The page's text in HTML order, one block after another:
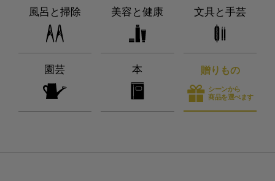
風呂と掃除 美容と健康 文具と手芸
園芸 本 贈りもの
シーンから
商品を選べます